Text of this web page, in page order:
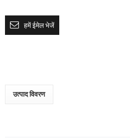
हमें ईमेल भेजें
उत्पाद विवरण